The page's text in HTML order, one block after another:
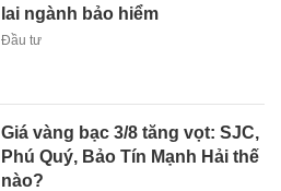
lai ngành bảo hiểm
Đầu tư
Giá vàng bạc 3/8 tăng vọt: SJC,
Phú Quý, Bảo Tín Mạnh Hải thế
nào?